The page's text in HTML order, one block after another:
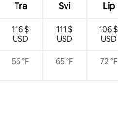
Tra Svi Lip
116 $
USD
111 $
USD
106 $
USD
56 °F 65 °F 72 °F